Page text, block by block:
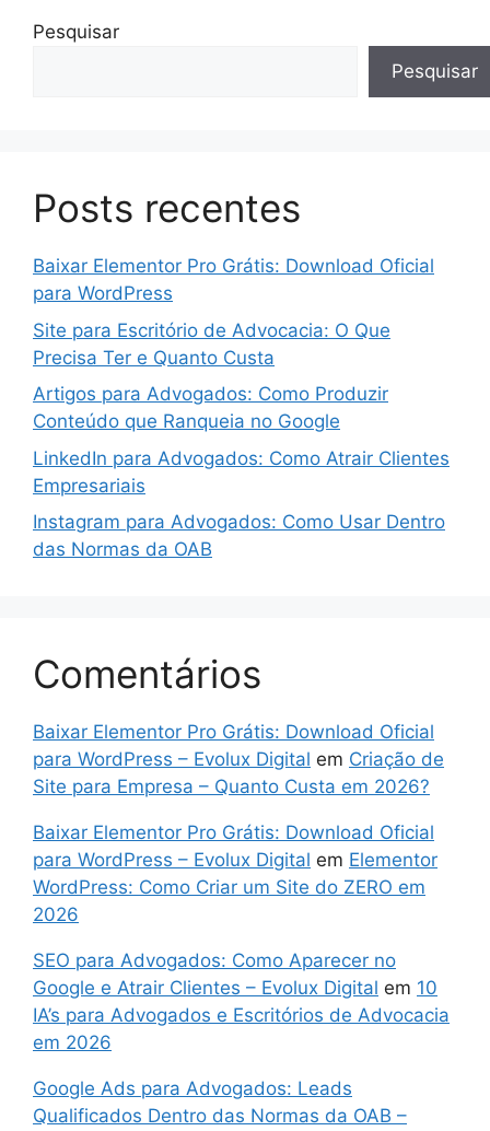
Pesquisar
Pesquisar
Posts recentes
Baixar Elementor Pro Grátis: Download Oficial
para WordPress
Site para Escritório de Advocacia: O Que
Precisa Ter e Quanto Custa
Artigos para Advogados: Como Produzir
Conteúdo que Ranqueia no Google
LinkedIn para Advogados: Como Atrair Clientes
Empresariais
Instagram para Advogados: Como Usar Dentro
das Normas da OAB
Comentários
Baixar Elementor Pro Grátis: Download Oficial
para WordPress – Evolux Digital em Criação de
Site para Empresa – Quanto Custa em 2026?
Baixar Elementor Pro Grátis: Download Oficial
para WordPress – Evolux Digital em Elementor
WordPress: Como Criar um Site do ZERO em
2026
SEO para Advogados: Como Aparecer no
Google e Atrair Clientes – Evolux Digital em 10
IA’s para Advogados e Escritórios de Advocacia
em 2026
Google Ads para Advogados: Leads
Qualificados Dentro das Normas da OAB –